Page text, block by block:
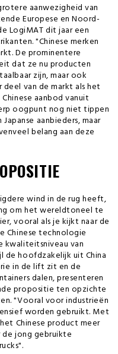
aanwezigheid van
Europese en Noord-
LogiMAT dit jaar een
"Chinese merken
De prominentere
dat ze nu producten
zijn, maar ook
van de markt als het
aanbod vanuit
oogpunt nog niet tippen
aanbieders, maar
belang aan deze
wind in de rug heeft,
om het wereldtoneel te
vooral als je kijkt naar de
Chinese technologie
kwaliteitsniveau van
de hoofdzakelijk uit China
in de lift zit en de
dalen, presenteren
propositie ten opzichte
"Vooral voor industrieën
worden gebruikt. Met
Chinese product meer
jong gebruikte